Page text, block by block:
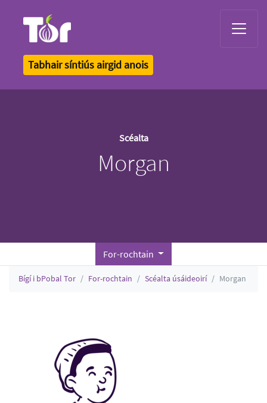
Tabhair síntiús airgid anois
Scéalta
Morgan
For-rochtain
Bígí i bPobal Tor For-rochtain Scéalta úsáideoirí Morgan